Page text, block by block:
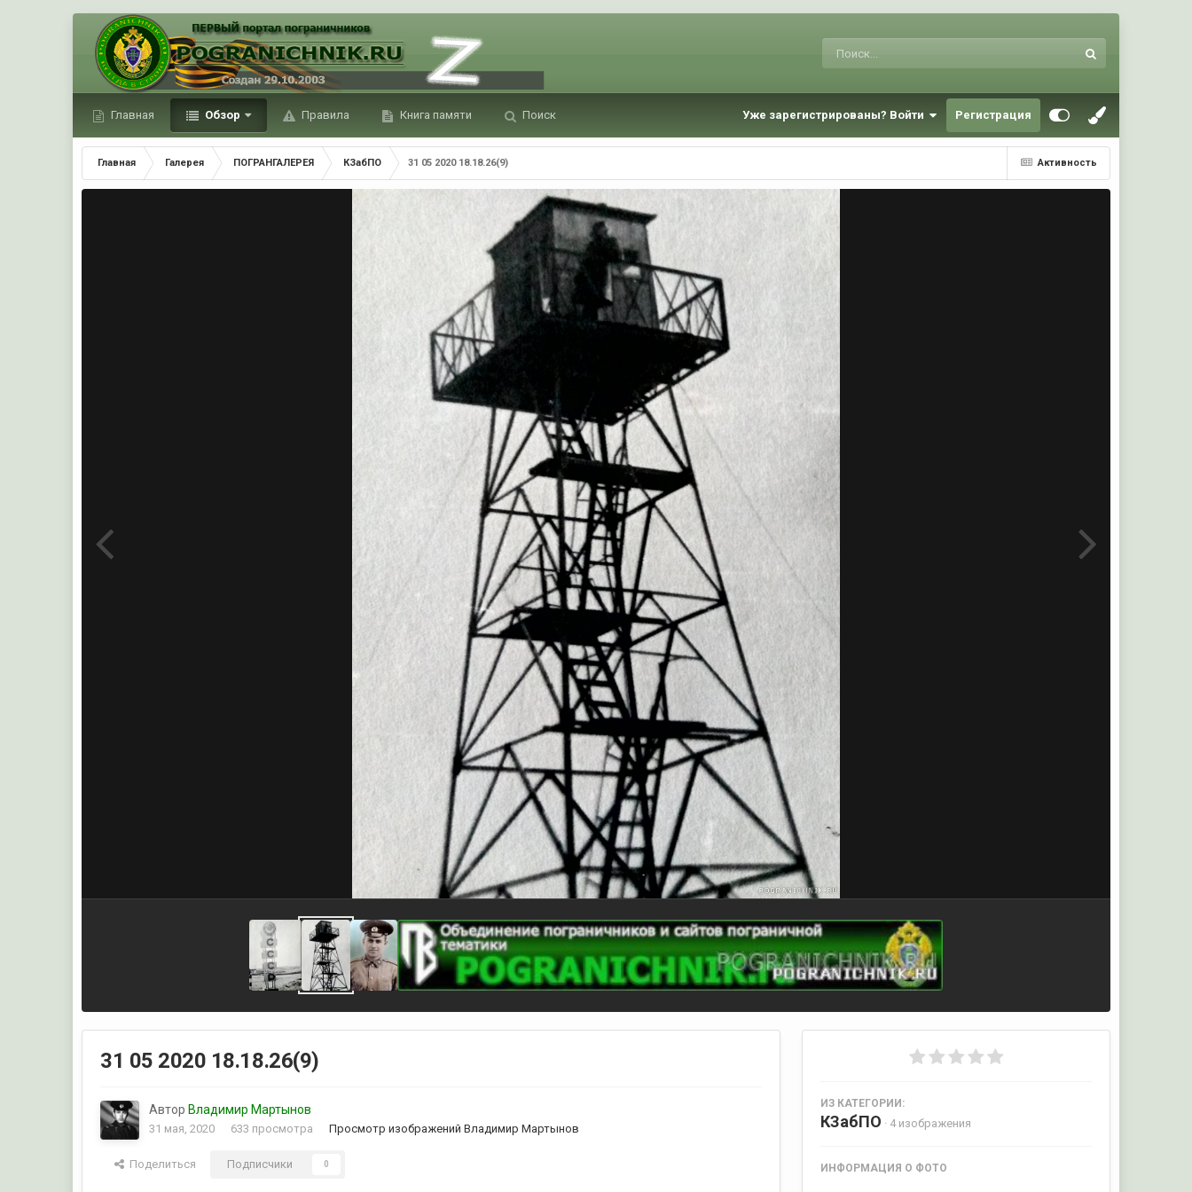
Главная Обзор Правила Книга памяти Поиск Уже зарегистрированы? Войти Регистрация
Активность
Главная Галерея ПОГРАНГАЛЕРЕЯ КЗабПО 31 05 2020 18.18.26(9)
31 05 2020 18.18.26(9)
Автор Владимир Мартынов
31 мая, 2020 633 просмотра Просмотр изображений Владимир Мартынов
Поделиться Подписчики 0
ИЗ КАТЕГОРИИ:
КЗабПО · 4 изображения
ИНФОРМАЦИЯ О ФОТО